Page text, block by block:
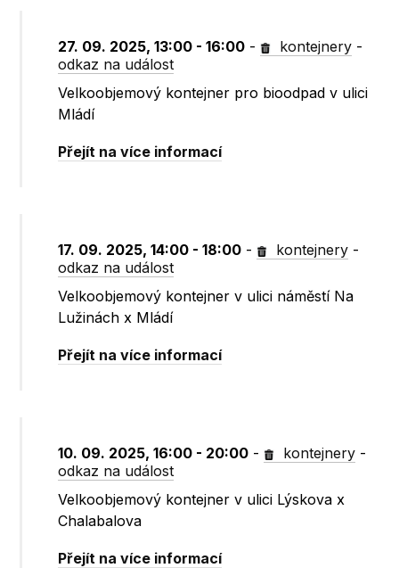
27. 09. 2025, 13:00 - 16:00 - kontejnery -
odkaz na událost
Velkoobjemový kontejner pro bioodpad v ulici
Mládí
Přejít na více informací
17. 09. 2025, 14:00 - 18:00 - kontejnery -
odkaz na událost
Velkoobjemový kontejner v ulici náměstí Na
Lužinách x Mládí
Přejít na více informací
10. 09. 2025, 16:00 - 20:00 - kontejnery -
odkaz na událost
Velkoobjemový kontejner v ulici Lýskova x
Chalabalova
Přejít na více informací